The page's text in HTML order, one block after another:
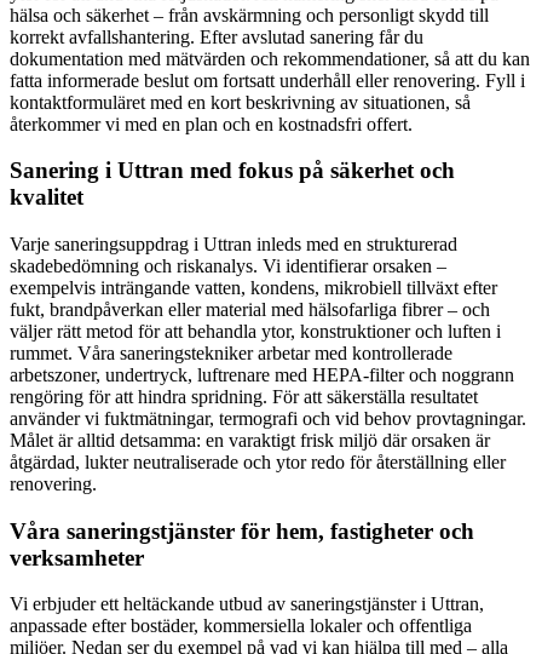
hälsa och säkerhet – från avskärmning och personligt skydd till
korrekt avfallshantering. Efter avslutad sanering får du
dokumentation med mätvärden och rekommendationer, så att du kan
fatta informerade beslut om fortsatt underhåll eller renovering. Fyll i
kontaktformuläret med en kort beskrivning av situationen, så
återkommer vi med en plan och en kostnadsfri offert.
Sanering i Uttran med fokus på säkerhet och
kvalitet
Varje saneringsuppdrag i Uttran inleds med en strukturerad
skadebedömning och riskanalys. Vi identifierar orsaken –
exempelvis inträngande vatten, kondens, mikrobiell tillväxt efter
fukt, brandpåverkan eller material med hälsofarliga fibrer – och
väljer rätt metod för att behandla ytor, konstruktioner och luften i
rummet. Våra saneringstekniker arbetar med kontrollerade
arbetszoner, undertryck, luftrenare med HEPA-filter och noggrann
rengöring för att hindra spridning. För att säkerställa resultatet
använder vi fuktmätningar, termografi och vid behov provtagningar.
Målet är alltid detsamma: en varaktigt frisk miljö där orsaken är
åtgärdad, lukter neutraliserade och ytor redo för återställning eller
renovering.
Våra saneringstjänster för hem, fastigheter och
verksamheter
Vi erbjuder ett heltäckande utbud av saneringstjänster i Uttran,
anpassade efter bostäder, kommersiella lokaler och offentliga
miljöer. Nedan ser du exempel på vad vi kan hjälpa till med – alla